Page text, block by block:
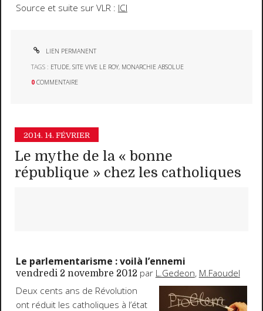
Source et suite sur VLR : ICI
LIEN PERMANENT
TAGS : ETUDE,SITE VIVE LE ROY, MONARCHIE ABSOLUE
0 COMMENTAIRE
2014. 14. FÉVRIER
Le mythe de la « bonne
république » chez les catholiques
Le parlementarisme : voilà l’ennemi
vendredi 2 novembre 2012 par L.Gedeon, M.Faoudel
Deux cents ans de Révolution
ont réduit les catholiques à l’état